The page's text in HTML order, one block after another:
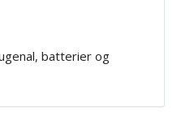
batterier og